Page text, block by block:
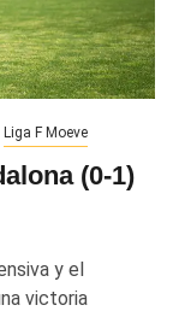
Liga F Moeve
(0-1)
y el
victoria